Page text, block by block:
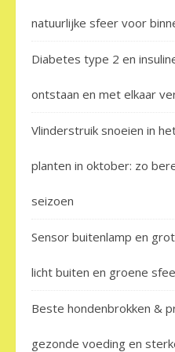
natuurlijke sfeer voor
Diabetes type 2 en
ontstaan en met elkaar
Vlinderstruik snoeien in
planten in oktober: zo
seizoen
Sensor buitenlamp en
licht buiten en groene
Beste hondenbrokken &
gezonde voeding en